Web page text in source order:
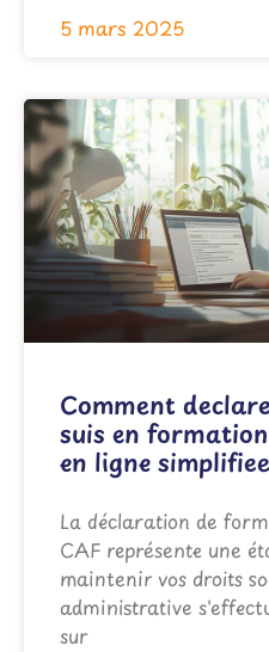
5 mars 2025
Comment
suis en
en ligne
La déclaration de
CAF représente une
maintenir vos droits
administrative
sur